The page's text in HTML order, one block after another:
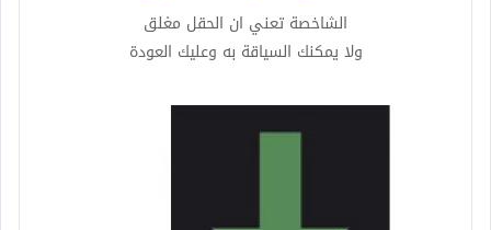
الشاخصة تعني ان الحقل مغلق
ولا يمكنك السياقة به وعليك العودة